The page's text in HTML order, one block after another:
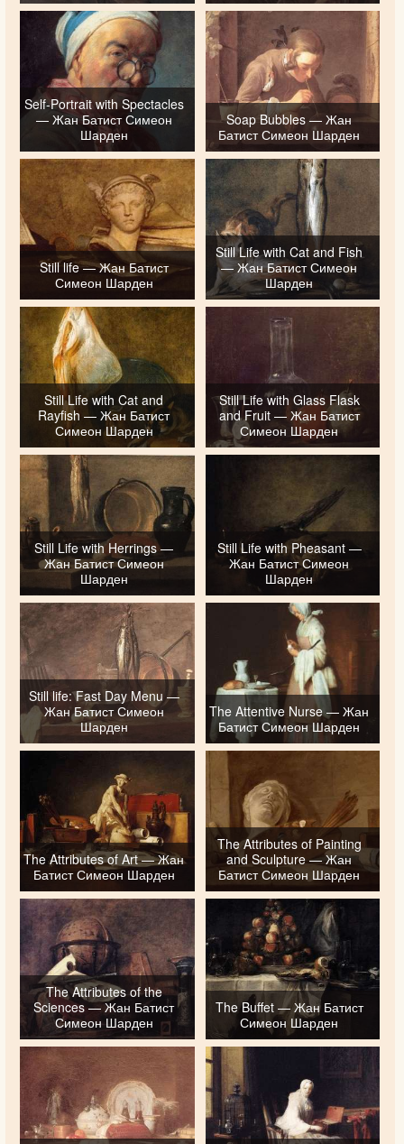
Self-Portrait with Spectacles
— Жан Батист Симеон
Шарден
Soap Bubbles — Жан
Батист Симеон Шарден
Still life — Жан Батист
Симеон Шарден
Still Life with Cat and Fish
— Жан Батист Симеон
Шарден
Still Life with Cat and
Rayfish — Жан Батист
Симеон Шарден
Still Life with Glass Flask
and Fruit — Жан Батист
Симеон Шарден
Still Life with Herrings —
Жан Батист Симеон
Шарден
Still Life with Pheasant —
Жан Батист Симеон
Шарден
Still life: Fast Day Menu —
Жан Батист Симеон
Шарден
The Attentive Nurse — Жан
Батист Симеон Шарден
The Attributes of Art — Жан
Батист Симеон Шарден
The Attributes of Painting
and Sculpture — Жан
Батист Симеон Шарден
The Attributes of the
Sciences — Жан Батист
Симеон Шарден
The Buffet — Жан Батист
Симеон Шарден